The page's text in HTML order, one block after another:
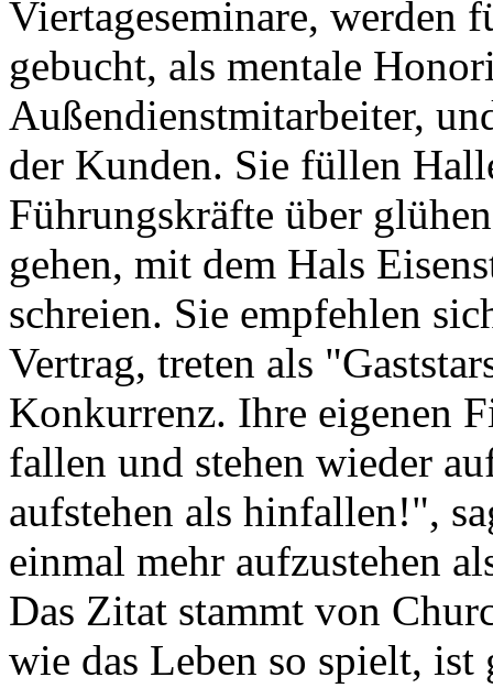
Viertageseminare, werden
gebucht, als mentale
Außendienstmitarbeiter,
der Kunden. Sie füllen
Führungskräfte über
gehen, mit dem Hals
schreien. Sie empfehlen
Vertrag, treten als
Konkurrenz. Ihre eigenen
fallen und stehen wieder
aufstehen als hinfallen!",
einmal mehr aufzustehen
Das Zitat stammt von
wie das Leben so spielt, ist